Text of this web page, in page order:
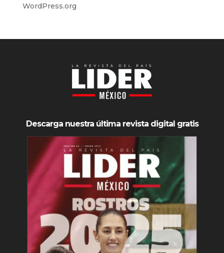
WordPress.org
Descarga nuestra última revista digital gratis